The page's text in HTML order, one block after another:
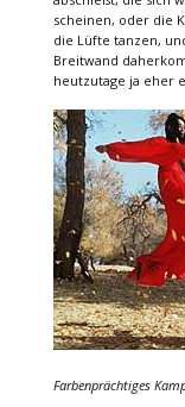
scheinen, oder die
die Lüfte tanzen,
Breitwand
heutzutage ja eher
Farbenprächtiges